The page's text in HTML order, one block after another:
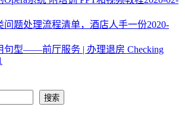
问题处理流程清单，酒店人手一份2020-
句型——前厅服务 | 办理退房 Checking
搜索